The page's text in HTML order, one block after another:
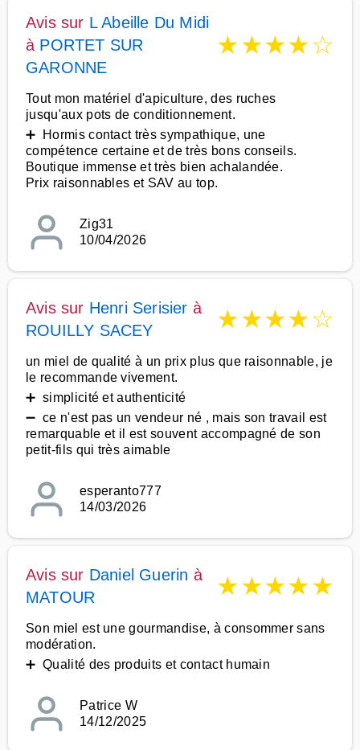
Avis sur L Abeille Du Midi
à PORTET SUR
GARONNE
★★★★☆
Tout mon matériel d'apiculture, des ruches
jusqu'aux pots de conditionnement.
➕ Hormis contact très sympathique, une
compétence certaine et de très bons conseils.
Boutique immense et très bien achalandée.
Prix raisonnables et SAV au top.
Zig31
10/04/2026
Avis sur Henri Serisier à
ROUILLY SACEY
★★★★☆
un miel de qualité à un prix plus que raisonnable, je
le recommande vivement.
➕ simplicité et authenticité
➖ ce n'est pas un vendeur né , mais son travail est
remarquable et il est souvent accompagné de son
petit-fils qui très aimable
esperanto777
14/03/2026
Avis sur Daniel Guerin à
MATOUR
★★★★★
Son miel est une gourmandise, à consommer sans
modération.
➕ Qualité des produits et contact humain
Patrice W
14/12/2025